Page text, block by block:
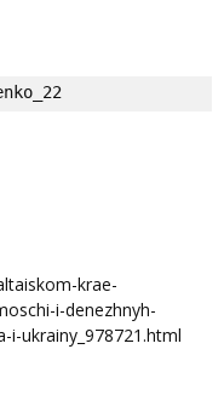
krae-
i-denezhnyh-
i-ukrainy_978721.html